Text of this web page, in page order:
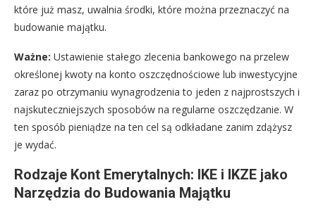
które już masz, uwalnia środki, które można przeznaczyć na
budowanie majątku.
Ważne: Ustawienie stałego zlecenia bankowego na przelew
określonej kwoty na konto oszczędnościowe lub inwestycyjne
zaraz po otrzymaniu wynagrodzenia to jeden z najprostszych i
najskuteczniejszych sposobów na regularne oszczędzanie. W
ten sposób pieniądze na ten cel są odkładane zanim zdążysz
je wydać.
Rodzaje Kont Emerytalnych: IKE i IKZE jako
Narzędzia do Budowania Majątku